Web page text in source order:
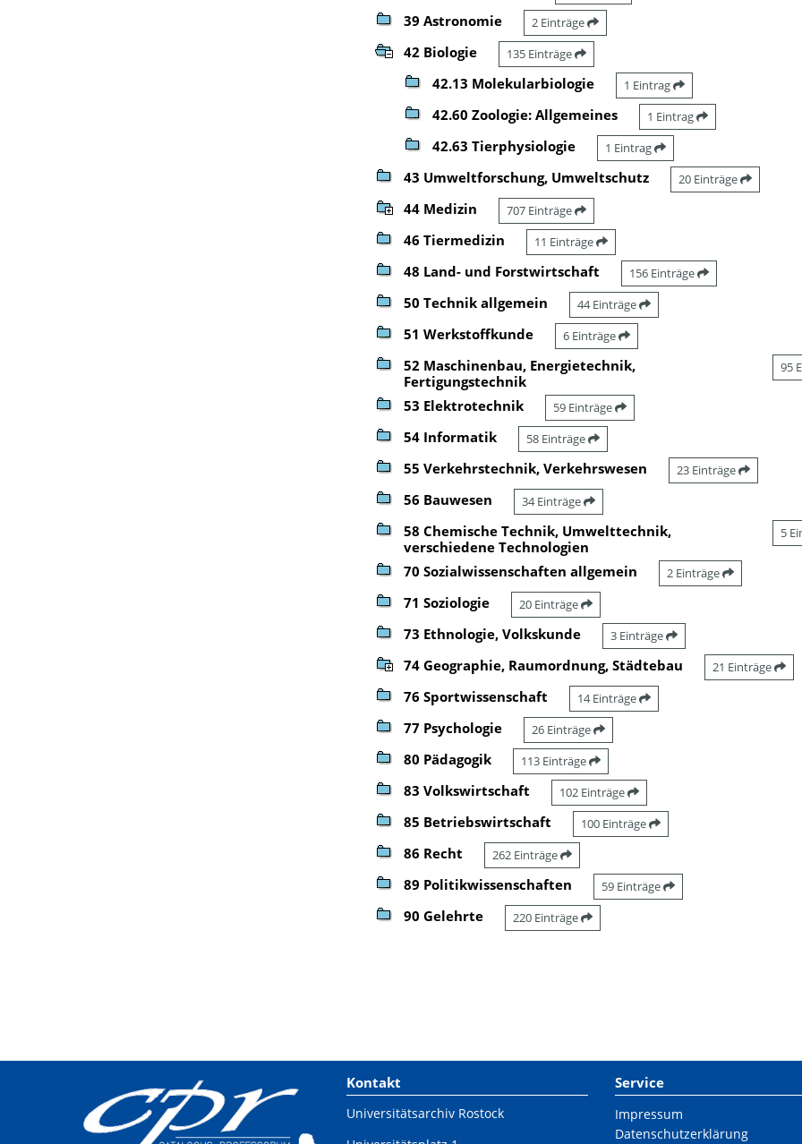
39 Astronomie 2 Einträge
42 Biologie 135 Einträge
42.13 Molekularbiologie 1 Eintrag
42.60 Zoologie: Allgemeines 1 Eintrag
42.63 Tierphysiologie 1 Eintrag
43 Umweltforschung, Umweltschutz 20 Einträge
44 Medizin 707 Einträge
46 Tiermedizin 11 Einträge
48 Land- und Forstwirtschaft 156 Einträge
50 Technik allgemein 44 Einträge
51 Werkstoffkunde 6 Einträge
52 Maschinenbau, Energietechnik,
Fertigungstechnik
95
53 Elektrotechnik 59 Einträge
54 Informatik 58 Einträge
55 Verkehrstechnik, Verkehrswesen 23 Einträge
56 Bauwesen 34 Einträge
58 Chemische Technik, Umwelttechnik,
verschiedene Technologien
5
70 Sozialwissenschaften allgemein 2 Einträge
71 Soziologie 20 Einträge
73 Ethnologie, Volkskunde 3 Einträge
74 Geographie, Raumordnung, Städtebau 21 Einträge
76 Sportwissenschaft 14 Einträge
77 Psychologie 26 Einträge
80 Pädagogik 113 Einträge
83 Volkswirtschaft 102 Einträge
85 Betriebswirtschaft 100 Einträge
86 Recht 262 Einträge
89 Politikwissenschaften 59 Einträge
90 Gelehrte 220 Einträge
Kontakt
Universitätsarchiv Rostock
Service
Impressum
Datenschutzerklärung